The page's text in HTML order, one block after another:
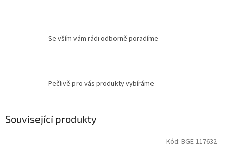
Se vším vám rádi odborně poradíme
Pečlivě pro vás produkty vybíráme
Související produkty
Kód: BGE-117632